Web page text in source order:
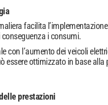
facilita
i consumi.
con l’aumento dei veicoli
essere ottimizzato in base alla
prestazioni